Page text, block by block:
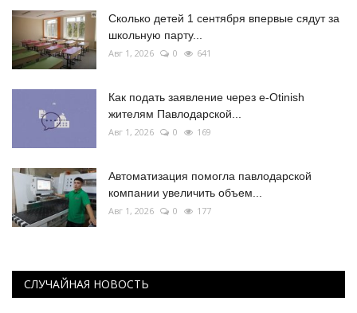
Сколько детей 1 сентября впервые сядут за
школьную парту...
Авг 1, 2026 0 641
Как подать заявление через e-Otinish
жителям Павлодарской...
Авг 1, 2026 0 169
Автоматизация помогла павлодарской
компании увеличить объем...
Авг 1, 2026 0 177
СЛУЧАЙНАЯ НОВОСТЬ